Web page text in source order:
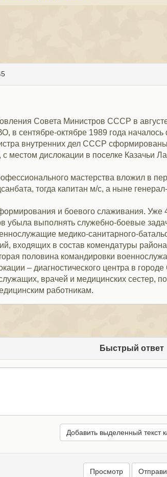
Совета Министров СССР в
в сентябре-октябре 1989 года
внутренних дел СССР сформированы
с местом дислокации в поселке Казачьи
мастерства вложил в
тогда капитан м/с, а ныне
и боевого слаживания. Уже
убыла выполнять служебно-боевые
медико-санитарного-
входящих в состав комендатуры
половина командировки
– диагностического центра в
врачей и медицинских сестер,
работникам.
Быстрый ответ